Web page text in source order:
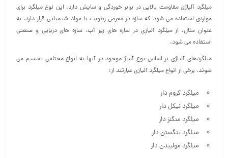
میلگرد آلیاژی مقاومت بالایی در برابر خوردگی و سایش دارد. این نوع میلگرد برای
مواردی استفاده می‌ شود که سازه در معرض رطوبت یا مواد شیمیایی قرار دارد. به
عنوان مثال، از میلگرد آلیاژی در سازه‌ های زیر آب، سازه‌ های دریایی و صنعتی
استفاده می‌ شود.
میلگردهای آلیاژی بر اساس نوع آلیاژ موجود در آنها به انواع مختلفی تقسیم می‌
شوند. برخی از انواع میلگرد آلیاژی عبارتند از:
میلگرد کروم دار
میلگرد نیکل دار
میلگرد منگنز دار
میلگرد تنگستن دار
میلگرد مولیبدن دار